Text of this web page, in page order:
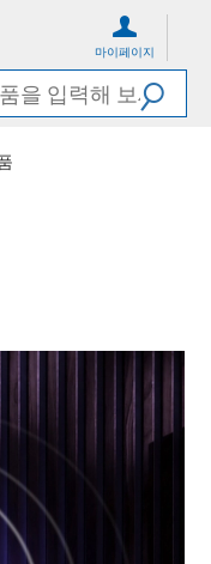
마이페이지